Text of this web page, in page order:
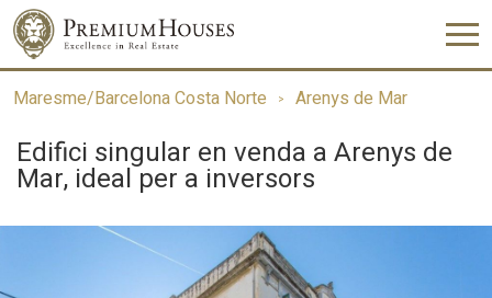
Maresme/Barcelona Costa Norte Arenys de Mar
Edifici singular en venda a Arenys de
Mar, ideal per a inversors